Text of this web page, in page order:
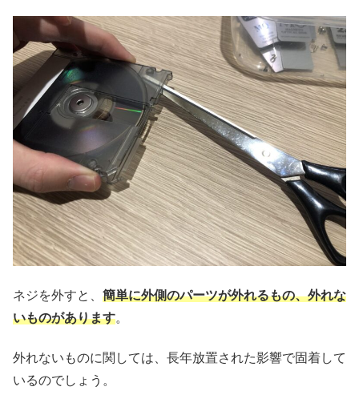
ネジを外すと、 簡単に外側のパーツが外れるもの、外れな
いものがあります。
外れないものに関しては、長年放置された影響で固着して
いるのでしょう。